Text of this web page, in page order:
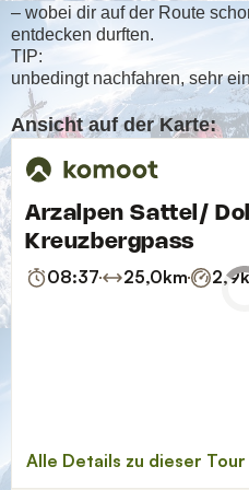
– wobei dir auf der Route
entdecken durften.
TIP:
unbedingt nachfahren, sehr
Ansicht auf der Karte: